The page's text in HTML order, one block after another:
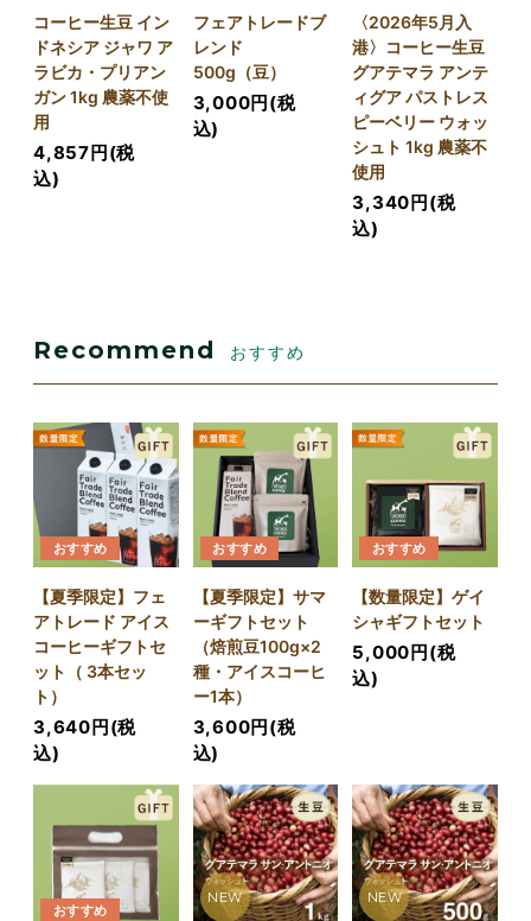
コーヒー生豆 イン
ドネシア ジャワ ア
ラビカ・プリアン
ガン 1kg 農薬不使
用
4,857円(税
込)
フェアトレードブ
レンド
500g（豆）
3,000円(税
込)
〈2026年5月入
港〉コーヒー生豆
グアテマラ アンテ
ィグア パストレス
ピーベリー ウォッ
シュト 1kg 農薬不
使用
3,340円(税
込)
Recommend おすすめ
おすすめ
【夏季限定】フェ
アトレード アイス
コーヒーギフトセ
ット（ 3本セッ
ト）
3,640円(税
込)
おすすめ
【夏季限定】サマ
ーギフトセット
（焙煎豆100g×2
種・アイスコーヒ
ー1本）
3,600円(税
込)
おすすめ
【数量限定】ゲイ
シャギフトセット
5,000円(税
込)
おすすめ
NEW NEW